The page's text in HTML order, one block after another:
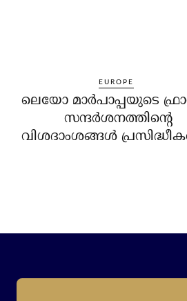
EUROPE
ലെയോ മാര്‍പാപ്പയുടെ
സന്ദര്‍ശനത്തിന്റെ
വിശദാംശങ്ങള്‍